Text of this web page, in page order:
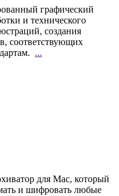
графический
и технического
создания
соответствующих
...
для Mac, который
и шифровать любые